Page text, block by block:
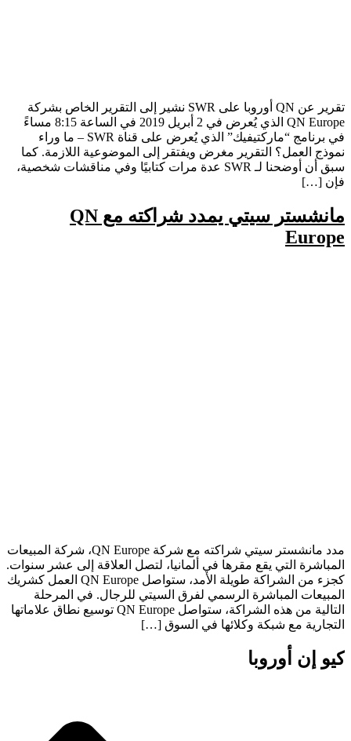
تقرير عن QN أوروبا على SWR نشير إلى التقرير الخاص بشركة
QN Europe الذي يُعرض في 2 أبريل 2019 في الساعة 8:15 مساءً
في برنامج “ماركتيفيك” الذي يُعرض على قناة SWR – ما وراء
نموذج العمل؟ التقرير مغرض ويفتقر إلى الموضوعية اللازمة. كما
سبق أن أوضحنا لـ SWR عدة مرات كتابيًا وفي مناقشات شخصية،
فإن […]
مانشستر سيتي يمدد شراكته مع QN
Europe
مدد مانشستر سيتي شراكته مع شركة QN Europe، شركة المبيعات
المباشرة التي يقع مقرها في ألمانيا، لتصل العلاقة إلى عشر سنوات.
كجزء من الشراكة طويلة الأمد، ستواصل QN Europe العمل كشريك
المبيعات المباشرة الرسمي لفرق السيتي للرجال. في المرحلة
التالية من هذه الشراكة، ستواصل QN Europe توسيع نطاق علاماتها
التجارية مع شبكة وكلائها في السوق […]
كيو إن أوروبا